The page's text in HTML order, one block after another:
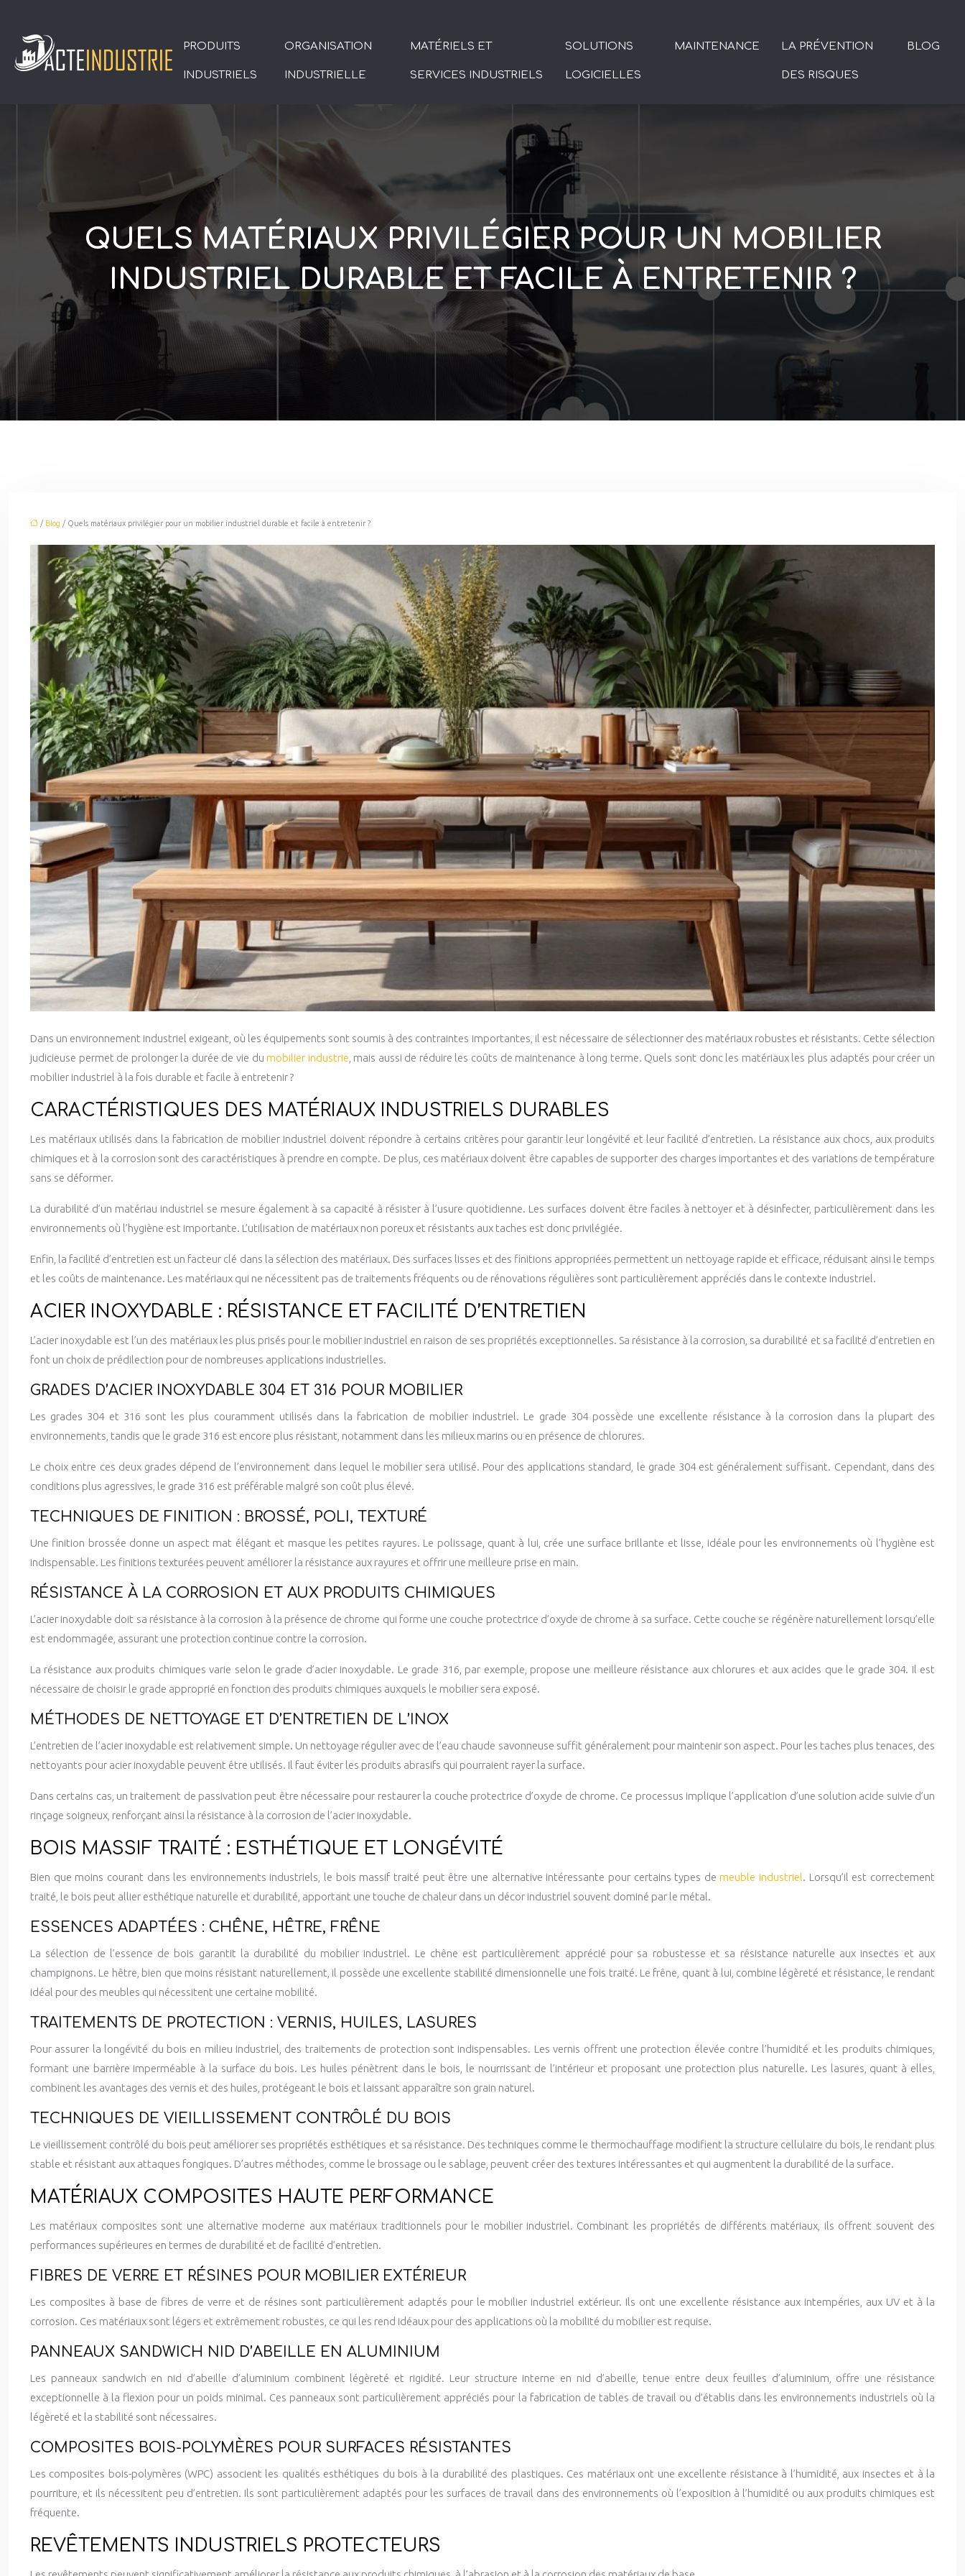
PRODUITS
INDUSTRIELS
ORGANISATION
INDUSTRIELLE
MATÉRIELS ET
SERVICES INDUSTRIELS
SOLUTIONS
LOGICIELLES
MAINTENANCE LA PRÉVENTION
DES RISQUES
BLOG
QUELS MATÉRIAUX PRIVILÉGIER POUR UN MOBILIER
INDUSTRIEL DURABLE ET FACILE À ENTRETENIR ?
/ Blog / Quels matériaux privilégier pour un mobilier industriel durable et facile à entretenir ?
Dans un environnement industriel exigeant, où les équipements sont soumis à des contraintes importantes, il est nécessaire de sélectionner des matériaux robustes et résistants. Cette sélection
judicieuse permet de prolonger la durée de vie dumobilier industrie , mais aussi de réduire les coûts de maintenance à long terme. Quels sont donc les matériaux les plus adaptés pour créer un
mobilier industriel à la fois durable et facile à entretenir ?
CARACTÉRISTIQUES DES MATÉRIAUX INDUSTRIELS DURABLES
Les matériaux utilisés dans la fabrication de mobilier industriel doivent répondre à certains critères pour garantir leur longévité et leur facilité d’entretien. La résistance aux chocs, aux produits
chimiques et à la corrosion sont des caractéristiques à prendre en compte. De plus, ces matériaux doivent être capables de supporter des charges importantes et des variations de température
sans se déformer.
La durabilité d’un matériau industriel se mesure également à sa capacité à résister à l’usure quotidienne. Les surfaces doivent être faciles à nettoyer et à désinfecter, particulièrement dans les
environnements où l’hygiène est importante. L’utilisation de matériaux non poreux et résistants aux taches est donc privilégiée.
Enfin, la facilité d’entretien est un facteur clé dans la sélection des matériaux. Des surfaces lisses et des finitions appropriées permettent un nettoyage rapide et efficace, réduisant ainsi le temps
et les coûts de maintenance. Les matériaux qui ne nécessitent pas de traitements fréquents ou de rénovations régulières sont particulièrement appréciés dans le contexte industriel.
ACIER INOXYDABLE : RÉSISTANCE ET FACILITÉ D’ENTRETIEN
L’acier inoxydable est l’un des matériaux les plus prisés pour le mobilier industriel en raison de ses propriétés exceptionnelles. Sa résistance à la corrosion, sa durabilité et sa facilité d’entretien en
font un choix de prédilection pour de nombreuses applications industrielles.
GRADES D’ACIER INOXYDABLE 304 ET 316 POUR MOBILIER
Les grades 304 et 316 sont les plus couramment utilisés dans la fabrication de mobilier industriel. Le grade 304 possède une excellente résistance à la corrosion dans la plupart des
environnements, tandis que le grade 316 est encore plus résistant, notamment dans les milieux marins ou en présence de chlorures.
Le choix entre ces deux grades dépend de l’environnement dans lequel le mobilier sera utilisé. Pour des applications standard, le grade 304 est généralement suffisant. Cependant, dans des
conditions plus agressives, le grade 316 est préférable malgré son coût plus élevé.
TECHNIQUES DE FINITION : BROSSÉ, POLI, TEXTURÉ
Une finition brossée donne un aspect mat élégant et masque les petites rayures. Le polissage, quant à lui, crée une surface brillante et lisse, idéale pour les environnements où l’hygiène est
indispensable. Les finitions texturées peuvent améliorer la résistance aux rayures et offrir une meilleure prise en main.
RÉSISTANCE À LA CORROSION ET AUX PRODUITS CHIMIQUES
L’acier inoxydable doit sa résistance à la corrosion à la présence de chrome qui forme une couche protectrice d’oxyde de chrome à sa surface. Cette couche se régénère naturellement lorsqu’elle
est endommagée, assurant une protection continue contre la corrosion.
La résistance aux produits chimiques varie selon le grade d’acier inoxydable. Le grade 316, par exemple, propose une meilleure résistance aux chlorures et aux acides que le grade 304. Il est
nécessaire de choisir le grade approprié en fonction des produits chimiques auxquels le mobilier sera exposé.
MÉTHODES DE NETTOYAGE ET D’ENTRETIEN DE L’INOX
L’entretien de l’acier inoxydable est relativement simple. Un nettoyage régulier avec de l’eau chaude savonneuse suffit généralement pour maintenir son aspect. Pour les taches plus tenaces, des
nettoyants pour acier inoxydable peuvent être utilisés. Il faut éviter les produits abrasifs qui pourraient rayer la surface.
Dans certains cas, un traitement de passivation peut être nécessaire pour restaurer la couche protectrice d’oxyde de chrome. Ce processus implique l’application d’une solution acide suivie d’un
rinçage soigneux, renforçant ainsi la résistance à la corrosion de l’acier inoxydable.
BOIS MASSIF TRAITÉ : ESTHÉTIQUE ET LONGÉVITÉ
Bien que moins courant dans les environnements industriels, le bois massif traité peut être une alternative intéressante pour certains types demeuble industriel. Lorsqu’il est correctement
traité, le bois peut allier esthétique naturelle et durabilité, apportant une touche de chaleur dans un décor industriel souvent dominé par le métal.
ESSENCES ADAPTÉES : CHÊNE, HÊTRE, FRÊNE
La sélection de l’essence de bois garantit la durabilité du mobilier industriel. Le chêne est particulièrement apprécié pour sa robustesse et sa résistance naturelle aux insectes et aux
champignons. Le hêtre, bien que moins résistant naturellement, il possède une excellente stabilité dimensionnelle une fois traité. Le frêne, quant à lui, combine légèreté et résistance, le rendant
idéal pour des meubles qui nécessitent une certaine mobilité.
TRAITEMENTS DE PROTECTION : VERNIS, HUILES, LASURES
Pour assurer la longévité du bois en milieu industriel, des traitements de protection sont indispensables. Les vernis offrent une protection élevée contre l’humidité et les produits chimiques,
formant une barrière imperméable à la surface du bois. Les huiles pénètrent dans le bois, le nourrissant de l’intérieur et proposant une protection plus naturelle. Les lasures, quant à elles,
combinent les avantages des vernis et des huiles, protégeant le bois et laissant apparaître son grain naturel.
TECHNIQUES DE VIEILLISSEMENT CONTRÔLÉ DU BOIS
Le vieillissement contrôlé du bois peut améliorer ses propriétés esthétiques et sa résistance. Des techniques comme le thermochauffage modifient la structure cellulaire du bois, le rendant plus
stable et résistant aux attaques fongiques. D’autres méthodes, comme le brossage ou le sablage, peuvent créer des textures intéressantes et qui augmentent la durabilité de la surface.
MATÉRIAUX COMPOSITES HAUTE PERFORMANCE
Les matériaux composites sont une alternative moderne aux matériaux traditionnels pour le mobilier industriel. Combinant les propriétés de différents matériaux, ils offrent souvent des
performances supérieures en termes de durabilité et de facilité d’entretien.
FIBRES DE VERRE ET RÉSINES POUR MOBILIER EXTÉRIEUR
Les composites à base de fibres de verre et de résines sont particulièrement adaptés pour le mobilier industriel extérieur. Ils ont une excellente résistance aux intempéries, aux UV et à la
corrosion. Ces matériaux sont légers et extrêmement robustes, ce qui les rend idéaux pour des applications où la mobilité du mobilier est requise.
PANNEAUX SANDWICH NID D’ABEILLE EN ALUMINIUM
Les panneaux sandwich en nid d’abeille d’aluminium combinent légèreté et rigidité. Leur structure interne en nid d’abeille, tenue entre deux feuilles d’aluminium, offre une résistance
exceptionnelle à la flexion pour un poids minimal. Ces panneaux sont particulièrement appréciés pour la fabrication de tables de travail ou d’établis dans les environnements industriels où la
légèreté et la stabilité sont nécessaires.
COMPOSITES BOIS-POLYMÈRES POUR SURFACES RÉSISTANTES
Les composites bois-polymères (WPC) associent les qualités esthétiques du bois à la durabilité des plastiques. Ces matériaux ont une excellente résistance à l’humidité, aux insectes et à la
pourriture, et ils nécessitent peu d’entretien. Ils sont particulièrement adaptés pour les surfaces de travail dans des environnements où l’exposition à l’humidité ou aux produits chimiques est
fréquente.
REVÊTEMENTS INDUSTRIELS PROTECTEURS